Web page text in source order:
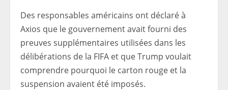
Des responsables américains ont déclaré à
Axios que le gouvernement avait fourni des
preuves supplémentaires utilisées dans les
délibérations de la FIFA et que Trump voulait
comprendre pourquoi le carton rouge et la
suspension avaient été imposés.